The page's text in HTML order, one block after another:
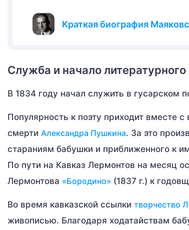
Краткая биография
Служба и начало литературного
В 1834 году начал служить в гусарском
Популярность к поэту приходит вместе
смерти Александра Пушкина. За это
стараниям бабушки и приближенного к
По пути на Кавказ Лермонтов на месяц
Лермонтова «Бородино» (1837 г.) к
Во время кавказской ссылки творчество
живописью. Благодаря ходатайствам